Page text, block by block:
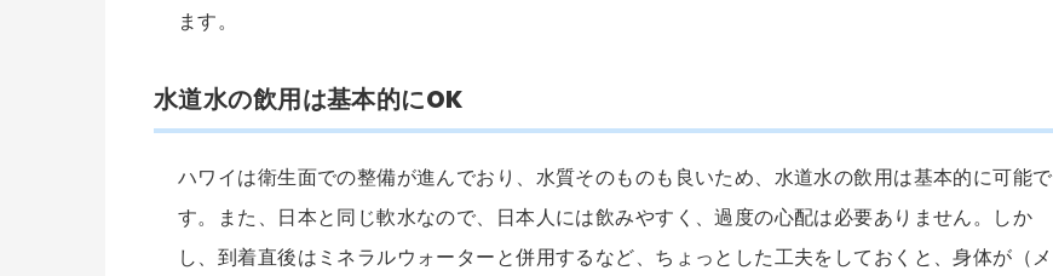
ます。
水道水の飲用は基本的にOK
ハワイは衛生面での整備が進んでおり、水質そのものも良いため、水道水の飲用は基本的に可能で
す。また、日本と同じ軟水なので、日本人には飲みやすく、過度の心配は必要ありません。しか
し、到着直後はミネラルウォーターと併用するなど、ちょっとした工夫をしておくと、身体が（メ